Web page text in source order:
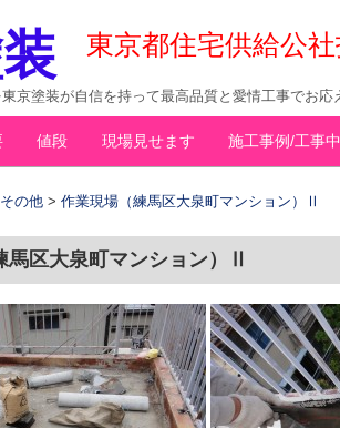
京塗装が自信を持って最高品質と愛情工事でお
東京都住宅供給公
値段 現場見せます 施工事例/工事
の他 >作業現場（練馬区大泉町マンション）Ⅱ
馬区大泉町マンション）Ⅱ